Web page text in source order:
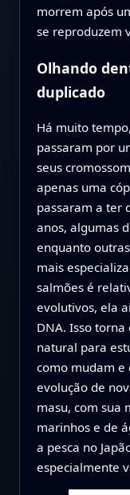
morrem após
se reproduzem
Olhando
duplicado
Há muito
passaram por
seus
apenas uma
passaram a ter
anos, algumas
enquanto
mais
salmões é
evolutivos, ela
DNA. Isso
natural para
como mudam e
evolução de
masu, com sua
marinhos e de
a pesca no
especialmente